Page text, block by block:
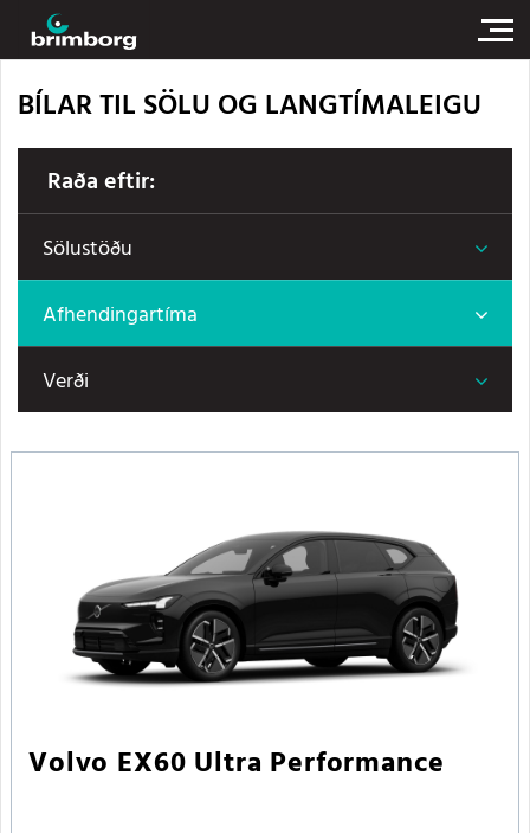
BÍLAR TIL SÖLU OG LANGTÍMALEIGU
Raða eftir:
Sölustöðu
Afhendingartíma
Verði
Volvo EX60 Ultra Performance